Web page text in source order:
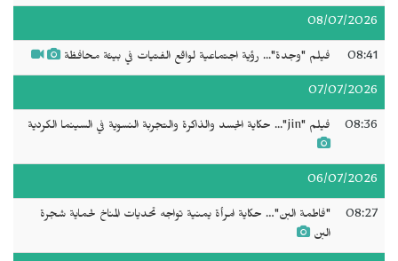
08/07/2026
08:41 فيلم "وجدة"... رؤية اجتماعية لواقع الفتيات في بيئة محافظة
07/07/2026
08:36 فيلم "jin"... حكاية الجسد والذاكرة والتجربة النسوية في السينما الكردية
06/07/2026
08:27
"فاطمة البن"… حكاية امرأة يمنية تواجه تحديات المناخ لحماية شجرة
البن